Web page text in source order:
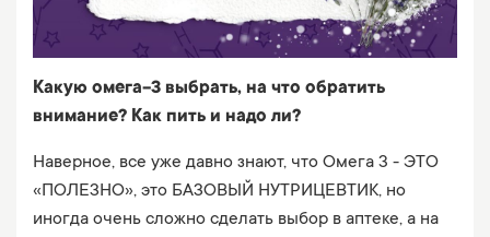
Какую омега-3 выбрать, на что обратить
внимание? Как пить и надо ли?
Наверное, все уже давно знают, что Омега 3 - ЭТО
«ПОЛЕЗНО», это БАЗОВЫЙ НУТРИЦЕВТИК, но
иногда очень сложно сделать выбор в аптеке, а на